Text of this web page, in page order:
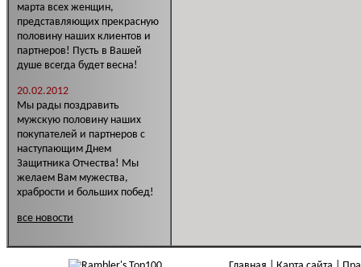
марта всех женщин,
представляющих прекрасную
половину наших клиентов и
партнеров! Пусть в Вашей
душе всегда будет весна!
20.02.2012
Мы рады поздравить
мужскую половину наших
покупателей и партнеров с
наступающим Днем
Защитника Отчества! Мы
желаем Вам мужества,
храбрости и больших побед!
все новости